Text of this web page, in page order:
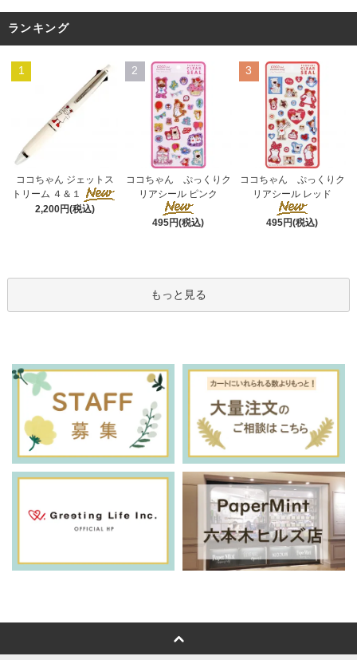
ランキング
1
ココちゃん ジェットス
トリーム ４＆１
2,200円(税込)
2
ココちゃん ぷっくりク
リアシール ピンク
495円(税込)
3
ココちゃん ぷっくりク
リアシール レッド
495円(税込)
もっと見る